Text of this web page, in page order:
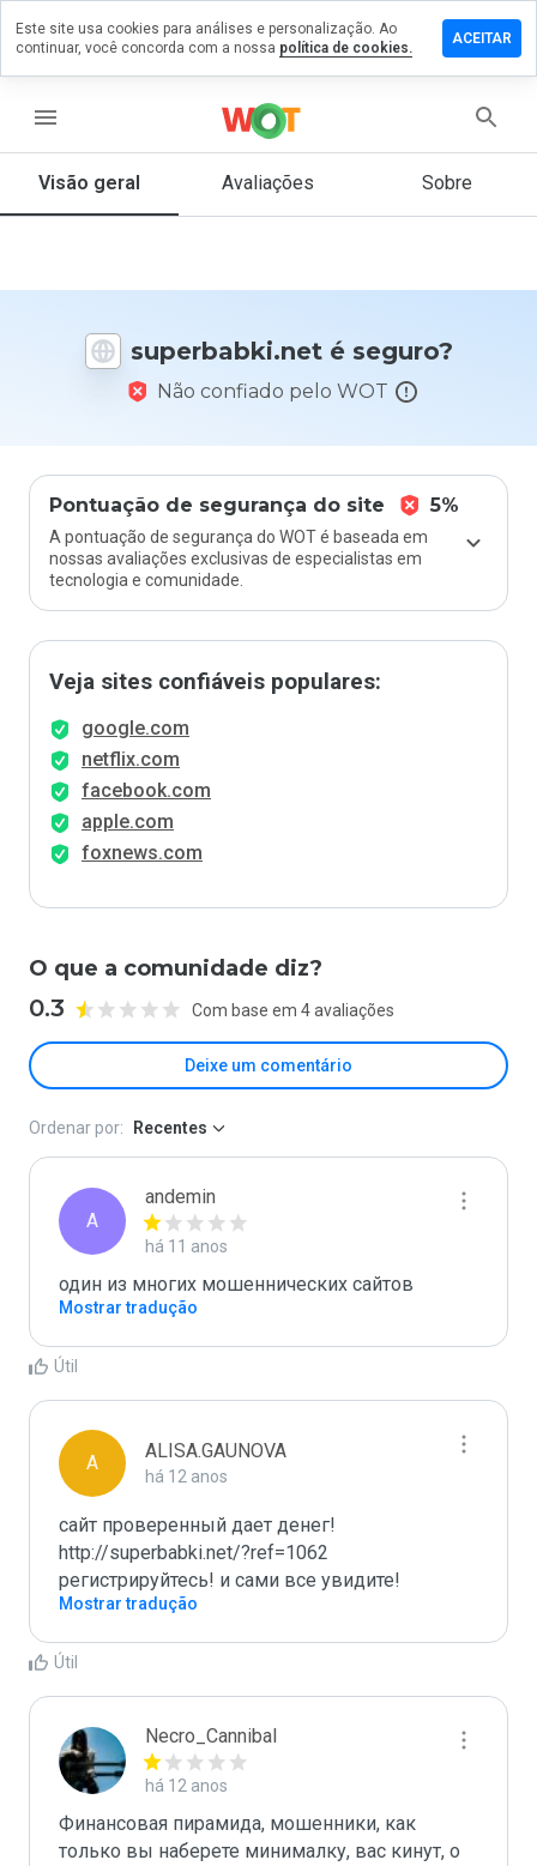
menu
Visão geral Avaliações Sobre
superbabki.net é seguro?
Não confiado pelo WOT
Pontuação de segurança do site 5%
A pontuação de segurança do WOT é baseada em
nossas avaliações exclusivas de especialistas em
tecnologia e comunidade.
Veja sites confiáveis populares:
google.com
netflix.com
facebook.com
apple.com
foxnews.com
O que a comunidade diz?
0.3 Com base em 4 avaliações
Deixe um comentário
um
que
Ordenar por: Recentes
A
andemin
há 11 anos
один из многих мошеннических сайтов
Mostrar tradução
Útil
A
ALISA.GAUNOVA
há 12 anos
сайт проверенный дает денег!
http://superbabki.net/?ref=1062
Mostrar tradução
Útil
Necro_Cannibal
há 12 anos
Финансовая пирамида, мошенники, как
только вы наберете минималку, вас кинут, о
Este site usa cookies para análises e personalização. Ao
continuar, você concorda com a nossa política de cookies.
ACEITAR